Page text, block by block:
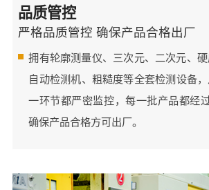
品质管控
严格品质管控 确保产品合格出厂
拥有轮廓测量仪、三次元、二次元、
自动检测机、粗糙度等全套检测设备
一环节都严密监控，每一批产品都经
确保产品合格方可出厂。